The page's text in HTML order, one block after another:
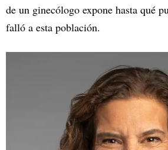
de un ginecólogo expone hasta qué
falló a esta población.